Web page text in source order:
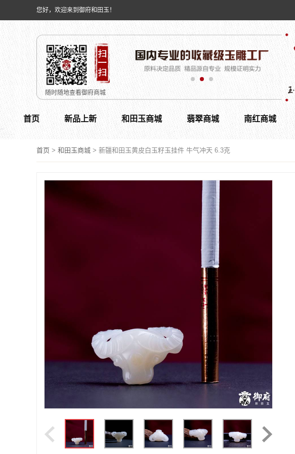
您好，欢迎来到御府和田玉！
随时随地查看御府商城
首页 新品上新 和田玉商城 翡翠商城 南红商城
首页 > 和田玉商城 > 新疆和田玉黄皮白玉籽玉挂件 牛气冲天 6.3克